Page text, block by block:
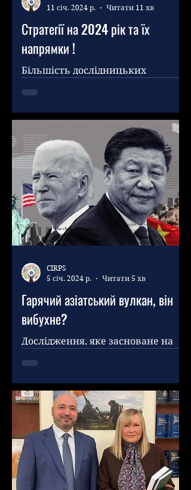
Стратегії на 2024 рік та їх
напрямки !
Більшість дослідницьких
повернення питань безпеки та
стратегії на вершину денного
порядку міжнародної політики.
Це...
11 січ. 2024 р.
Читати 11 хв
Гарячий азіатський вулкан, він
вибухне?
Дослідження, яке засноване на
наступних звітах служб безпеки
двадцяти основних азіатських
країн,...
CIRPS
5 січ. 2024 р.
Читати 5 хв